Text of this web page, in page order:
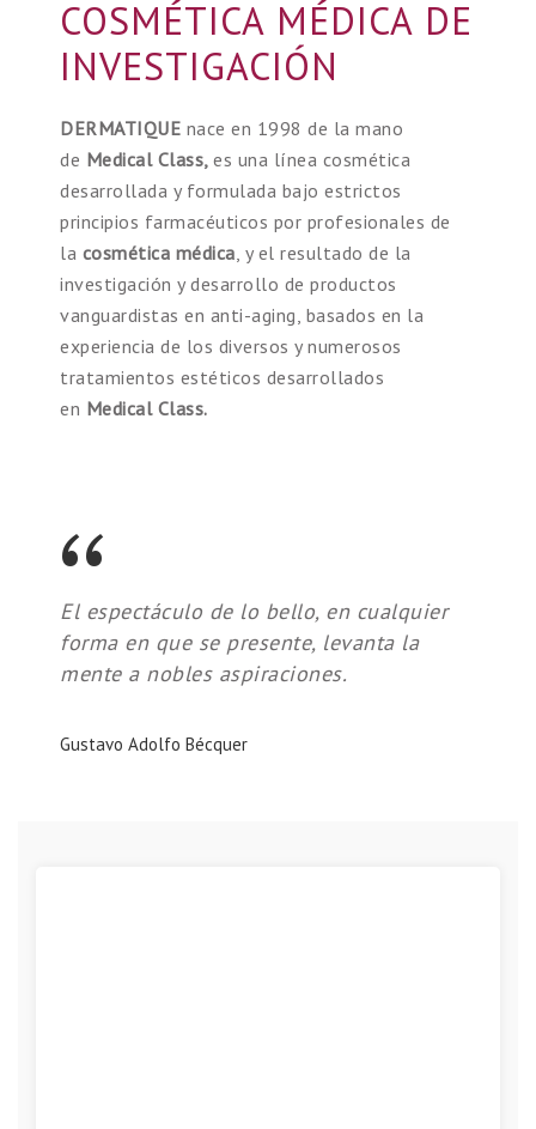
COSMÉTICA MÉDICA DE
INVESTIGACIÓN
DERMATIQUE nace en 1998 de la mano
de Medical Class, es una línea cosmética
desarrollada y formulada bajo estrictos
principios farmacéuticos por profesionales de
la cosmética médica, y el resultado de la
investigación y desarrollo de productos
vanguardistas en anti-aging, basados en la
experiencia de los diversos y numerosos
tratamientos estéticos desarrollados
en Medical Class.
El espectáculo de lo bello, en cualquier
forma en que se presente, levanta la
mente a nobles aspiraciones.
Gustavo Adolfo Bécquer